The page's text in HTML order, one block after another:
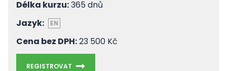
Délka kurzu:365 dnů
Jazyk:
EN
Cena bez DPH:23 500 Kč
REGISTROVAT